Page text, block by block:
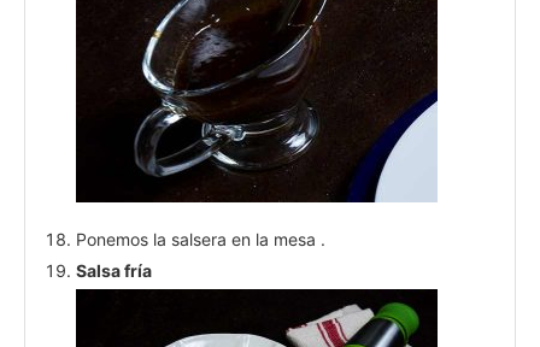
Ponemos la salsera en la mesa .
Salsa fría